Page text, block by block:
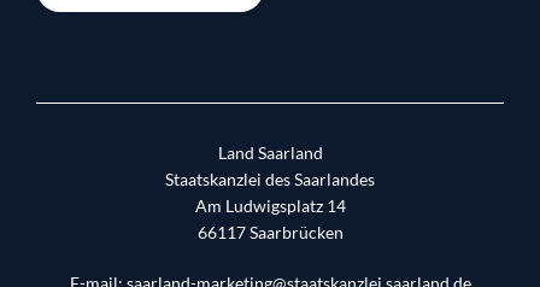
Land Saarland
Staatskanzlei des Saarlandes
Am Ludwigsplatz 14
66117 Saarbrücken